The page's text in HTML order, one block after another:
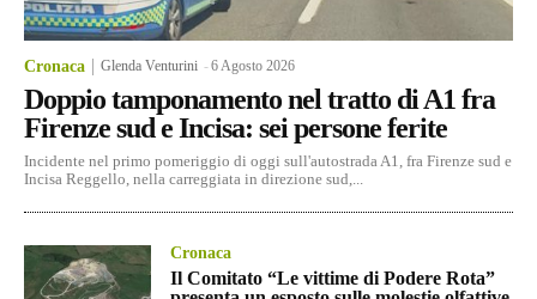
Cronaca Glenda Venturini -6 Agosto 2026
Doppio tamponamento nel tratto di A1 fra
Firenze sud e Incisa: sei persone ferite
Incidente nel primo pomeriggio di oggi sull'autostrada A1, fra Firenze sud e
Incisa Reggello, nella carreggiata in direzione sud,...
Cronaca
Il Comitato “Le vittime di Podere Rota”